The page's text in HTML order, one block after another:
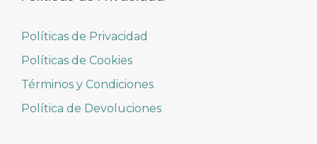
Políticas de Privacidad
Políticas de Cookies
Términos y Condiciones
Política de Devoluciones